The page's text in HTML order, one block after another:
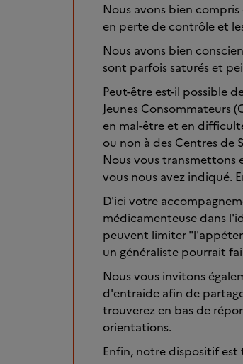
Nous avons bien compris
en perte de contrôle et
Nous avons bien
sont parfois saturés et
Peut-être est-il possible
Jeunes Consommateurs
en mal-être et en
ou non à des Centres de
Nous vous transmettons
vous nous avez indiqué.
D'ici votre
médicamenteuse dans
peuvent limiter
un généraliste pourrait
Nous vous invitons
d'entraide afin de
trouverez en bas de
orientations.
Enfin, notre dispositif